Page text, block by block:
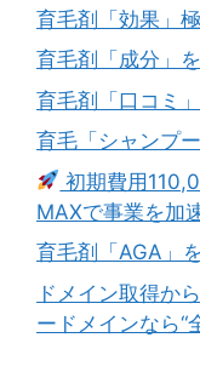
育毛剤「効果」
育毛剤「成分」
育毛剤「口コミ
育毛「シャンプ
初期費用
MAXで事業を加
育毛剤「AGA」
ドメイン取得か
ードメインなら“